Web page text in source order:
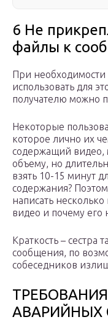
6 Не
файлы к
При
использовать для
получателю можно
Некоторые
которое лично их
содержащий видео,
объему, но
взять 10-15 минут
содержания?
написать
видео и почему его
Краткость – сестра
сообщения, по
собеседников
АВАРИЙНЫХ